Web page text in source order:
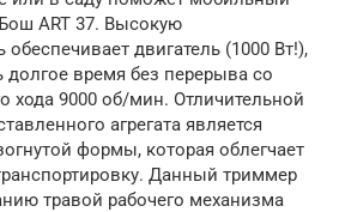
ART 37. Высокую
обеспечивает двигатель (1000 Вт!),
долгое время без перерыва со
хода 9000 об/мин. Отличительной
агрегата является
формы, которая облегчает
Данный триммер
травой рабочего механизма